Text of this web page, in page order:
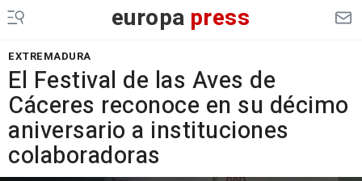
europa press
EXTREMADURA
El Festival de las Aves de
Cáceres reconoce en su décimo
aniversario a instituciones
colaboradoras